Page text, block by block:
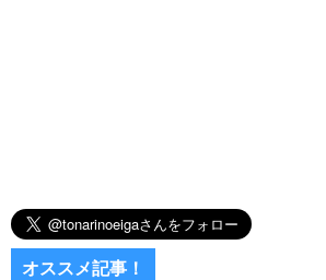
オススメ記事！